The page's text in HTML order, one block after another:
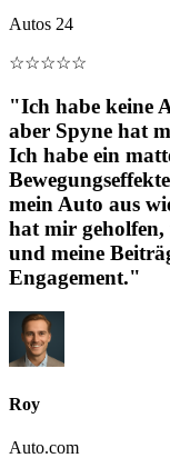
Autos 24
☆☆☆☆☆
"Ich habe keine
aber Spyne hat
Ich habe ein
mein Auto aus
hat mir geholfen,
und meine
Engagement."
Roy
Auto.com